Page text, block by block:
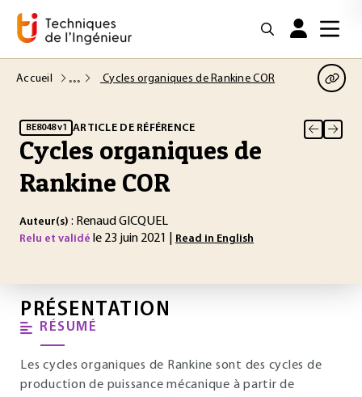
Accueil Cycles organiques de Rankine COR
BE8048 v1 ARTICLE DE RÉFÉRENCE
Cycles organiques de
Rankine COR
Auteur(s) : Renaud GICQUEL
Relu et validé le 23 juin 2021 | Read in English
PRÉSENTATION
RÉSUMÉ
Les cycles organiques de Rankine sont des cycles de
production de puissance mécanique à partir de